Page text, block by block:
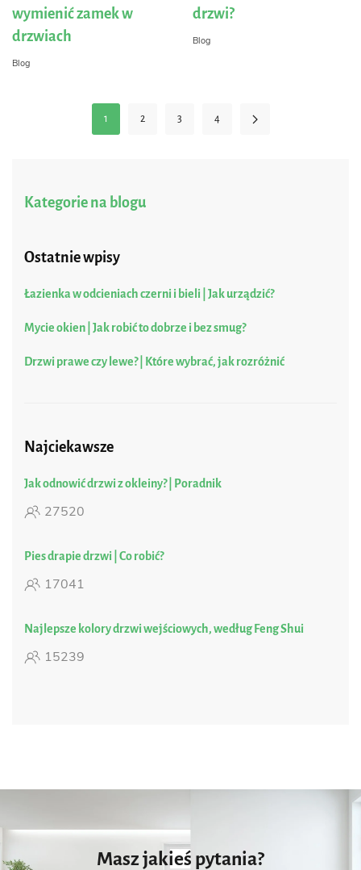
wymienić zamek w
drzwiach
Blog
drzwi?
Blog
1 2 3 4
Kategorie na blogu
Ostatnie wpisy
Łazienka w odcieniach czerni i bieli | Jak urządzić?
Mycie okien | Jak robić to dobrze i bez smug?
Drzwi prawe czy lewe? | Które wybrać, jak rozróżnić
Najciekawsze
Jak odnowić drzwi z okleiny? | Poradnik
27520
Pies drapie drzwi | Co robić?
17041
Najlepsze kolory drzwi wejściowych, według Feng Shui
15239
Masz jakieś pytania?